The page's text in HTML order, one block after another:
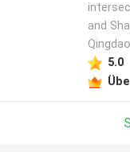
and
5.0